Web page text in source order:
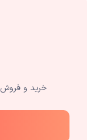
خرید و فروش